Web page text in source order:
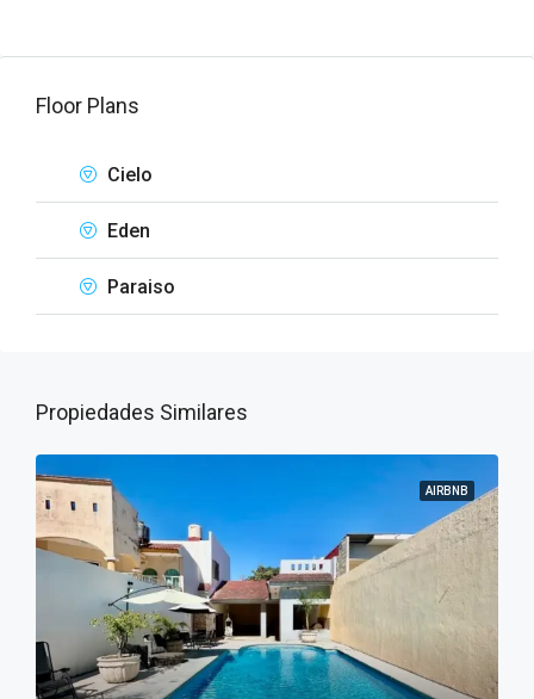
Floor Plans
Cielo
Eden
Paraiso
Propiedades Similares
AIRBNB